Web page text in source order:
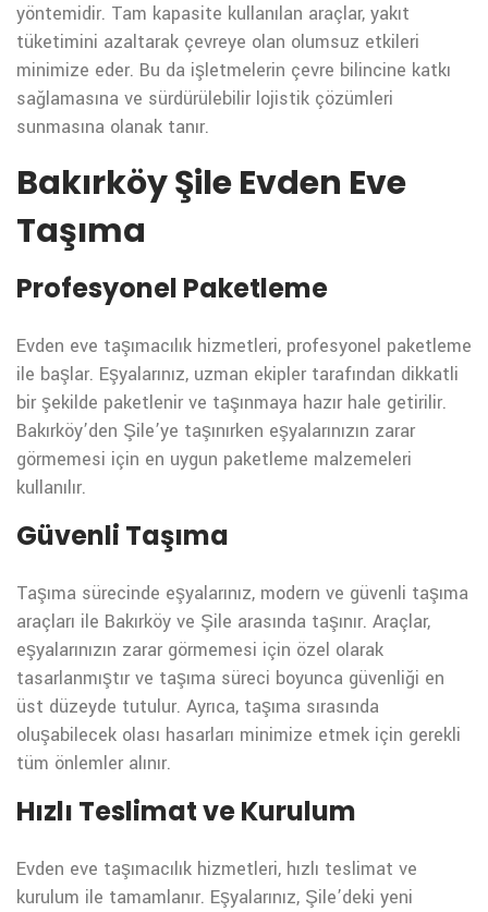
yöntemidir. Tam kapasite kullanılan araçlar, yakıt
tüketimini azaltarak çevreye olan olumsuz etkileri
minimize eder. Bu da işletmelerin çevre bilincine katkı
sağlamasına ve sürdürülebilir lojistik çözümleri
sunmasına olanak tanır.
Bakırköy Şile Evden Eve
Taşıma
Profesyonel Paketleme
Evden eve taşımacılık hizmetleri, profesyonel paketleme
ile başlar. Eşyalarınız, uzman ekipler tarafından dikkatli
bir şekilde paketlenir ve taşınmaya hazır hale getirilir.
Bakırköy’den Şile’ye taşınırken eşyalarınızın zarar
görmemesi için en uygun paketleme malzemeleri
kullanılır.
Güvenli Taşıma
Taşıma sürecinde eşyalarınız, modern ve güvenli taşıma
araçları ile Bakırköy ve Şile arasında taşınır. Araçlar,
eşyalarınızın zarar görmemesi için özel olarak
tasarlanmıştır ve taşıma süreci boyunca güvenliği en
üst düzeyde tutulur. Ayrıca, taşıma sırasında
oluşabilecek olası hasarları minimize etmek için gerekli
tüm önlemler alınır.
Hızlı Teslimat ve Kurulum
Evden eve taşımacılık hizmetleri, hızlı teslimat ve
kurulum ile tamamlanır. Eşyalarınız, Şile’deki yeni